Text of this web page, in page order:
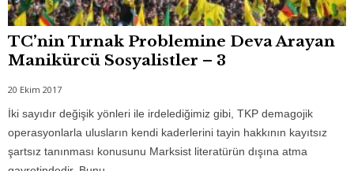
TC’nin Tırnak Problemine Deva Arayan
Manikürcü Sosyalistler – 3
20 Ekim 2017
İki sayıdır değişik yönleri ile irdelediğimiz gibi, TKP demagojik
operasyonlarla ulusların kendi kaderlerini tayin hakkının kayıtsız
şartsız tanınması konusunu Marksist literatürün dışına atma